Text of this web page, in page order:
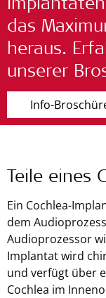
das
heraus.
unserer
Info-
Teile eines
Ein Cochlea-
dem
Audioprozessor
Implantat wird
und verfügt über
Cochlea im